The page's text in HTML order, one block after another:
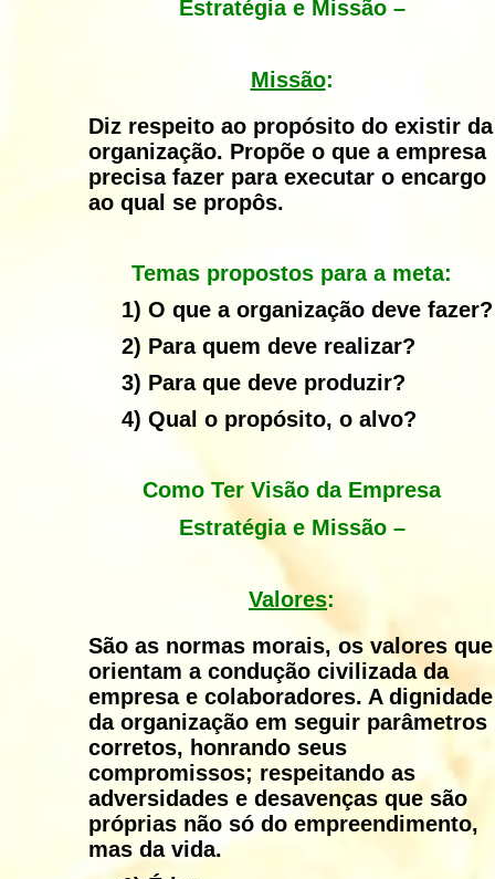
Estratégia e Missão –
Missão:
Diz respeito ao propósito do existir da
organização. Propõe o que a empresa
precisa fazer para executar o encargo
ao qual se propôs.
Temas propostos para a meta:
1) O que a organização deve fazer?
2) Para quem deve realizar?
3) Para que deve produzir?
4) Qual o propósito, o alvo?
Como Ter Visão da Empresa
Estratégia e Missão –
Valores:
São as normas morais, os valores que
orientam a condução civilizada da
empresa e colaboradores. A dignidade
da organização em seguir parâmetros
corretos, honrando seus
compromissos; respeitando as
adversidades e desavenças que são
próprias não só do empreendimento,
mas da vida.